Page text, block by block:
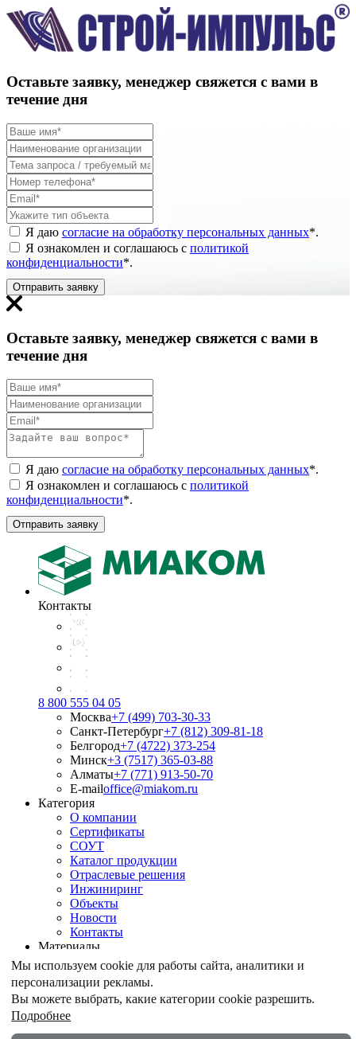
Оставьте заявку, менеджер свяжется с вами в
течение дня
Я даю согласие на обработку персональных данных*.
Я ознакомлен и соглашаюсь с политикой
конфиденциальности*.
Отправить заявку
Оставьте заявку, менеджер свяжется с вами в
течение дня
Я даю согласие на обработку персональных данных*.
Я ознакомлен и соглашаюсь с политикой
конфиденциальности*.
Отправить заявку
Контакты
8 800 555 04 05
Москва+7 (499) 703-30-33
Санкт-Петербург+7 (812) 309-81-18
Белгород+7 (4722) 373-254
Минск+3 (7517) 365-03-88
Алматы+7 (771) 913-50-70
E-mailoffice@miakom.ru
Категория
О компании
Сертификаты
СОУТ
Каталог продукции
Отраслевые решения
Инжиниринг
Объекты
Новости
Контакты
Материалы
Армирование грунтов
Армирование асфальтобетона
Геомембрана
Шпунт ПВХ
Дренажные геокомпозиты
Противоэрозионные маты
Мы используем cookie для работы сайта, аналитики и
персонализации рекламы.
Вы можете выбрать, какие категории cookie разрешить.
Подробнее